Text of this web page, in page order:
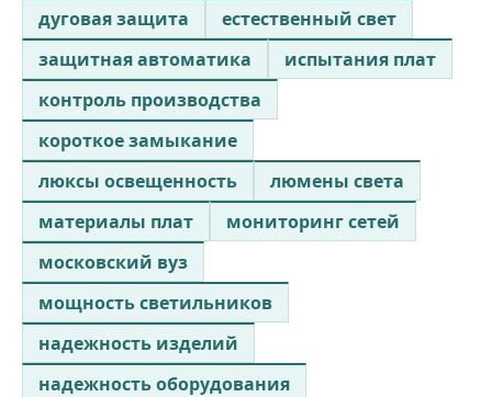
дуговая защита
естественный свет
защитная автоматика
испытания плат
контроль производства
короткое замыкание
люксы освещенность
люмены света
материалы плат
мониторинг сетей
московский вуз
мощность светильников
надежность изделий
надежность оборудования